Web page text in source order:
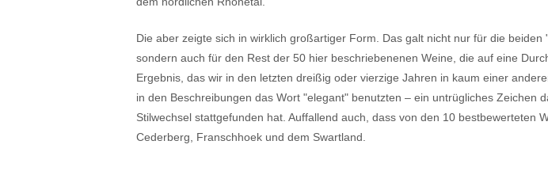
Die aber zeigte sich in wirklich großartiger Form. Das galt nicht nur für die
sondern auch für den Rest der 50 hier beschriebenenen Weine, die auf eine
Ergebnis, das wir in den letzten dreißig oder vierzige Jahren in kaum einer
in den Beschreibungen das Wort "elegant" benutzten – ein untrügliches Zeichen
Stilwechsel stattgefunden hat. Auffallend auch, dass von den 10 bestbewerteten
Cederberg, Franschhoek und dem Swartland.